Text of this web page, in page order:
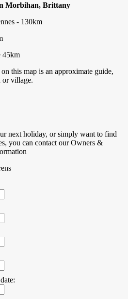
Morbihan, Brittany
- 130km
45km
this map is an approximate guide,
or village.
next holiday, or simply want to find
you can contact our Owners &